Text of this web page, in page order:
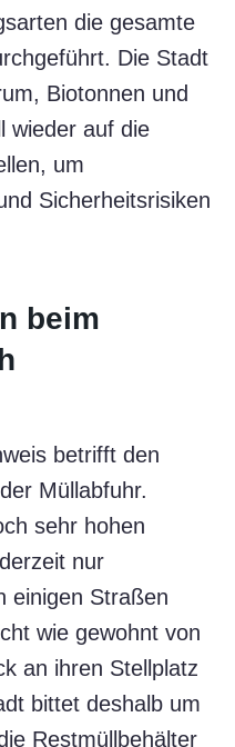
die gesamte
Die Stadt
Biotonnen und
wieder auf die
um
Sicherheitsrisiken
beim
betrifft den
Müllabfuhr.
sehr hohen
nur
einigen Straßen
wie gewohnt von
an ihren Stellplatz
bittet deshalb um
Restmüllbehälter